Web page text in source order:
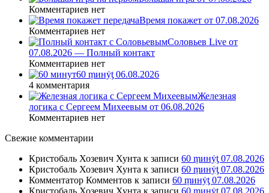
Комментариев нет
Время покажет от 07.08.2026
Комментариев нет
Соловьев Live от
07.08.2026 — Полный контакт
Комментариев нет
60 ṃинẏƫ 06.08.2026
4 комментария
Железная
логика с Сергеем Михеевым от 06.08.2026
Комментариев нет
Свежие комментарии
Кристобаль Хозевич Хунта к записи 60 ṃинẏƫ 07.08.2026
Кристобаль Хозевич Хунта к записи 60 ṃинẏƫ 07.08.2026
Комментатор Комментов к записи 60 ṃинẏƫ 07.08.2026
Кристобаль Хозевич Хунта к записи 60 ṃинẏƫ 07.08.2026